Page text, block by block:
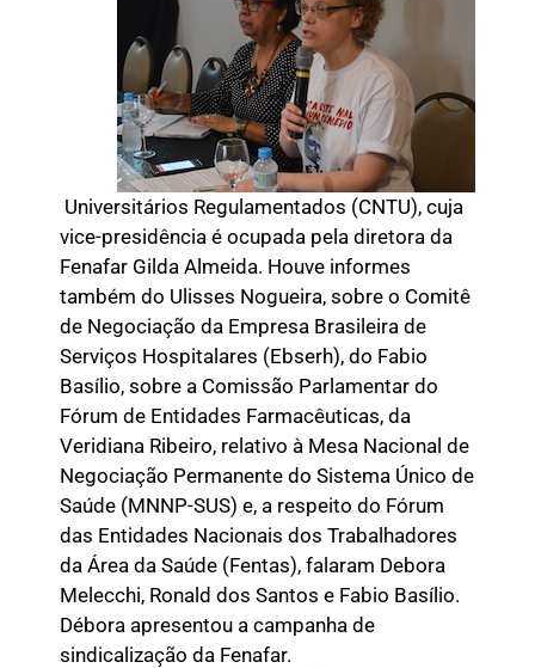
Universitários Regulamentados (CNTU), cuja
vice-presidência é ocupada pela diretora da
Fenafar Gilda Almeida. Houve informes
também do Ulisses Nogueira, sobre o Comitê
de Negociação da Empresa Brasileira de
Serviços Hospitalares (Ebserh), do Fabio
Basílio, sobre a Comissão Parlamentar do
Fórum de Entidades Farmacêuticas, da
Veridiana Ribeiro, relativo à Mesa Nacional de
Negociação Permanente do Sistema Único de
Saúde (MNNP-SUS) e, a respeito do Fórum
das Entidades Nacionais dos Trabalhadores
da Área da Saúde (Fentas), falaram Debora
Melecchi, Ronald dos Santos e Fabio Basílio.
Débora apresentou a campanha de
sindicalização da Fenafar.